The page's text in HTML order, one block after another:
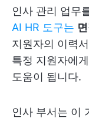
인사 관리 업무
AI HR 도구는
지원자의 이력
특정 지원자에
도움이 됩니다.
인사 부서는 이